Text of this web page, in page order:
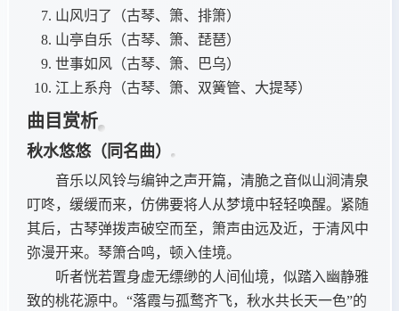
山风归了（古琴、箫、排箫）
山亭自乐（古琴、箫、琵琶）
世事如风（古琴、箫、巴乌）
江上系舟（古琴、箫、双簧管、大提琴）
曲目赏析
秋水悠悠（同名曲）
音乐以风铃与编钟之声开篇，清脆之音似山涧清泉
叮咚，缓缓而来，仿佛要将人从梦境中轻轻唤醒。紧随
其后，古琴弹拨声破空而至，箫声由远及近，于清风中
弥漫开来。琴箫合鸣，顿入佳境。
听者恍若置身虚无缥缈的人间仙境，似踏入幽静雅
致的桃花源中。“落霞与孤鹜齐飞，秋水共长天一色”的